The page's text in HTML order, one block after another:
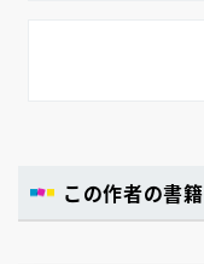
この作者の書籍